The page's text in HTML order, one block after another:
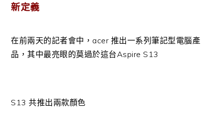
新定義
在前兩天的記者會中，acer 推出一系列筆記型電腦產
品，其中最亮眼的莫過於這台Aspire S13
S13 共推出兩款顏色